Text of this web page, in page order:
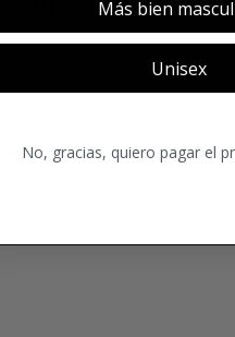
LEÑOSOMás bien
Unisex
No, gracias, quiero pagar el